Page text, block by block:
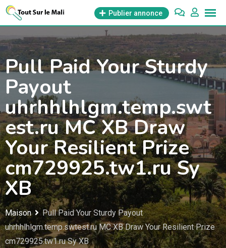
Aller
contenu
Publier annonce
Pull Paid Your Sturdy
Payout
uhrhhlhlgm.temp.swt
est.ru MC XB Draw
Your Resilient Prize
cm729925.tw1.ru Sy
XB
Maison
Pull Paid Your Sturdy Payout
uhrhhlhlgm.temp.swtest.ru MC XB Draw Your Resilient Prize
cm729925.tw1.ru Sy XB